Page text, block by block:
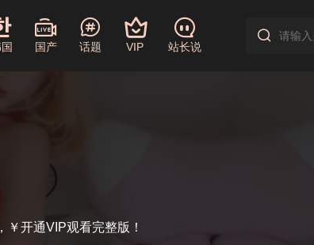
国产 话题 VIP 站长说
￥开通VIP观看完整版！